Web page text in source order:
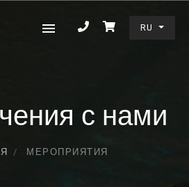
RU
с нами
МЕРОПРИЯТИЯ